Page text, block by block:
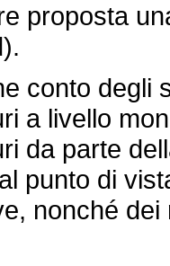
conto degli
a livello
da parte
punto di
nonché